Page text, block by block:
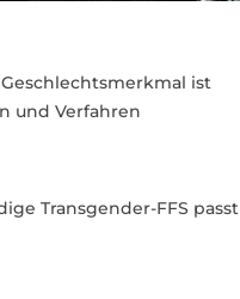
ist
und Verfahren
Transgender-FFS passt